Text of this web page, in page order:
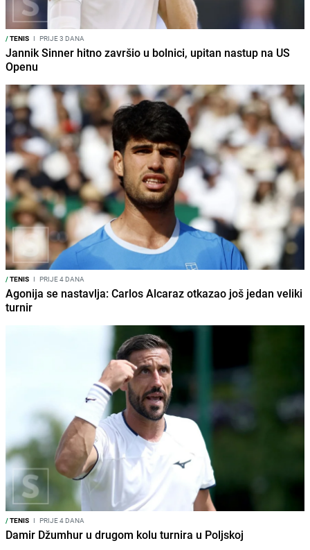
/TENIS I PRIJE 3 DANA
Jannik Sinner hitno završio u bolnici, upitan nastup na US
Openu
/TENIS I PRIJE 4 DANA
Agonija se nastavlja: Carlos Alcaraz otkazao još jedan veliki
turnir
/TENIS I PRIJE 4 DANA
Damir Džumhur u drugom kolu turnira u Poljskoj